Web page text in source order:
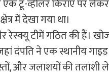
टू-व्हीलर किराए पर
में देखा गया था।
टीमें गठित की हैं।
दंपति ने एक स्थानीय
और जलाशयों की तलाशी ले